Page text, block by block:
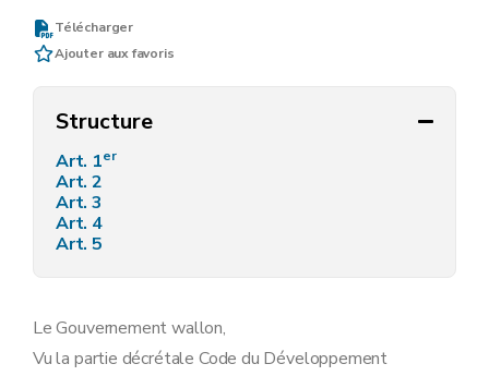
Télécharger
Ajouter aux favoris
Structure
Art. 1er
Art. 2
Art. 3
Art. 4
Art. 5
Le Gouvernement wallon,
Vu la partie décrétale Code du Développement